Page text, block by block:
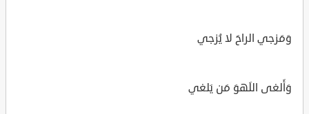
وَمَزجي الراحَ لا يُزجي
وَأَلغى اللَهوَ مَن يَلغي